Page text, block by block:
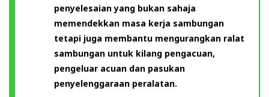
penyelesaian yang bukan sahaja
memendekkan masa kerja sambungan
tetapi juga membantu mengurangkan ralat
sambungan untuk kilang pengacuan,
pengeluar acuan dan pasukan
penyelenggaraan peralatan.